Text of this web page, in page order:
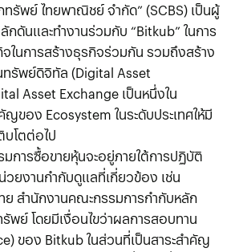
ทรัพย์ ไทยพาณิชย์ จำกัด” (SCBS) เป็นผู้
ดันและทำงานร่วมกับ “Bitkub” ในการ
ในการสร้างธุรกิจร่วมกัน รวมถึงสร้าง
ทรัพย์ดิจิทัล (Digital Asset
Asset Exchange เป็นหนึ่งใน
ของ Ecosystem ในระดับประเทศให้มี
บโตต่อไป
มการซื้อขายหุ้นจะอยู่ภายใต้การปฏิบัติ
ยงานกำกับดูแลที่เกี่ยวข้อง เช่น
ย สำนักงานคณะกรรมการกำกับหลัก
พย์ โดยมีเงื่อนไขว่าผลการสอบทาน
ของ Bitkub ในส่วนที่เป็นสาระสำคัญ